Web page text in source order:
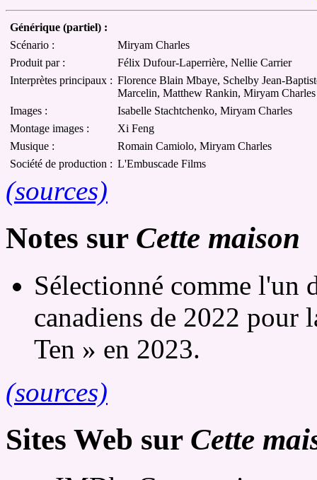
Générique (partiel) :
Scénario :
Miryam Charles
Produit par :
Félix Dufour-Laperrière, Nellie Carrier
Interprètes principaux : Florence Blain Mbaye, Schelby Jean-
Marcelin, Matthew Rankin, Miryam Charles
Images :
Isabelle Stachtchenko, Miryam Charles
Montage images :
Xi Feng
Musique :
Romain Camiolo, Miryam Charles
Société de production : L'Embuscade Films
(sources)
Notes sur Cette maison
Sélectionné comme l'un
canadiens de 2022 pour
Ten » en 2023.
(sources)
Sites Web sur Cette